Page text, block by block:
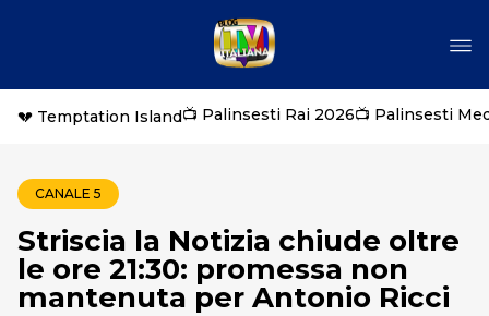
💔 Temptation Island📺 Palinsesti Rai 2026📺 Palinsesti
CANALE 5
Striscia la Notizia chiude oltre
le ore 21:30: promessa non
mantenuta per Antonio Ricci